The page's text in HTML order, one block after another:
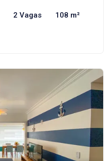
2 Vagas 108 m²